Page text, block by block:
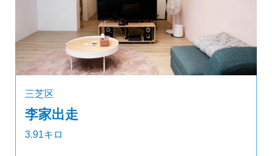
三芝区
李家出走
3.91キロ